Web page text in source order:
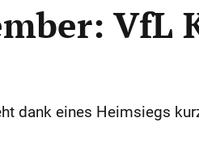
VfL
dank eines Heimsiegs